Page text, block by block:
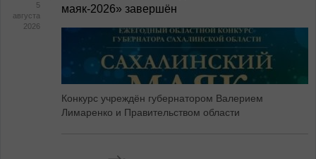
5
августа
2026
маяк‑2026» завершён
Конкурс учреждён губернатором Валерием
Лимаренко и Правительством области